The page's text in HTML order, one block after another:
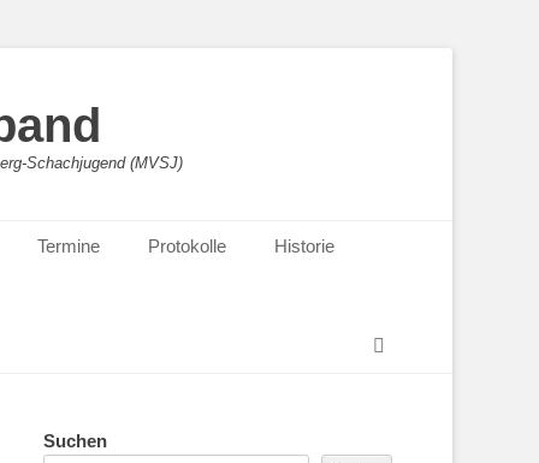
Schachjugend (MVSJ)
Termine Protokolle Historie
Suchen